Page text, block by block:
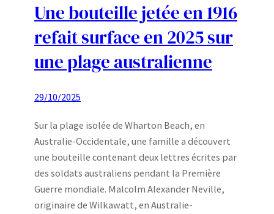
Une bouteille jetée en 1916
refait surface en 2025 sur
une plage australienne
29/10/2025
Sur la plage isolée de Wharton Beach, en
Australie-Occidentale, une famille a découvert
une bouteille contenant deux lettres écrites par
des soldats australiens pendant la Première
Guerre mondiale. Malcolm Alexander Neville,
originaire de Wilkawatt, en Australie-